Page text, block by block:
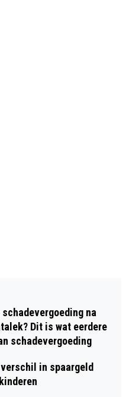
na
Dit is wat eerdere
schadevergoeding
in spaargeld